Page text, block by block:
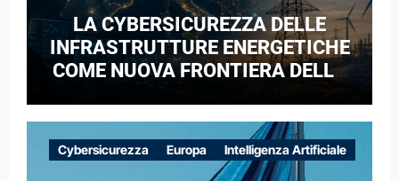
LA CYBERSICUREZZA DELLE
INFRASTRUTTURE ENERGETICHE
COME NUOVA FRONTIERA DELLA
CASO DELLE RETI ELETTRICHE
EUROPEE NEL CONTESTO DELLA
GUERRA IBRIDA
Cybersicurezza Europa Intelligenza Artificiale